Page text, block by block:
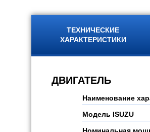
ТЕХНИЧЕСКИЕ
ХАРАКТЕРИСТИКИ
ДВИГАТЕЛЬ
Наименование
Модель ISUZU